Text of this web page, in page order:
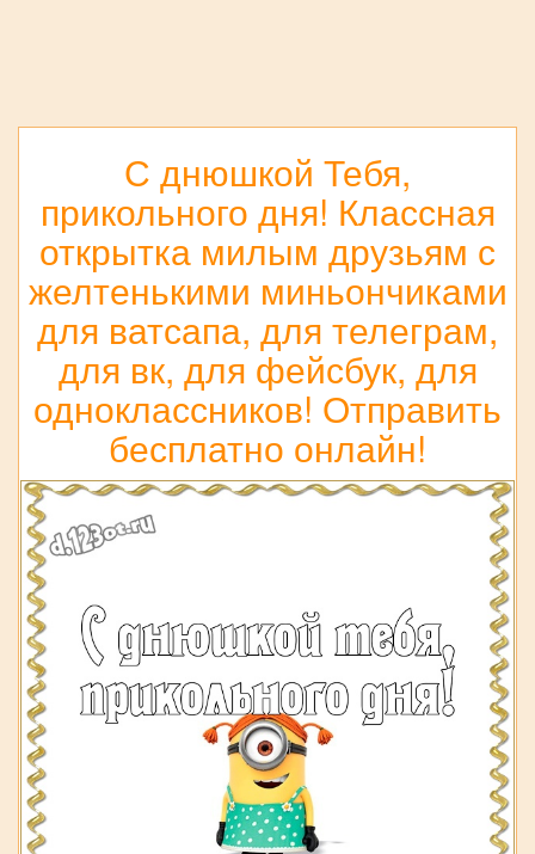
С днюшкой Тебя,
прикольного дня! Классная
открытка милым друзьям с
желтенькими миньончиками
для ватсапа, для телеграм,
для вк, для фейсбук, для
одноклассников! Отправить
бесплатно онлайн!